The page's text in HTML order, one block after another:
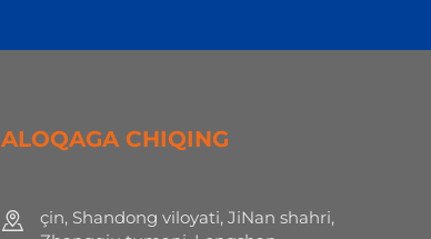
ALOQAGA CHIQING
çin, Shandong viloyati, JiNan shahri,